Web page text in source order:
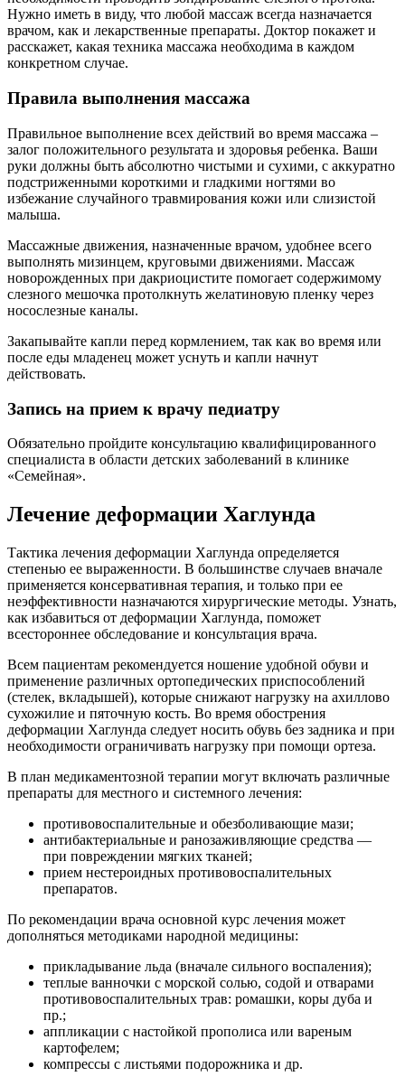
Нужно иметь в виду, что любой массаж всегда назначается
врачом, как и лекарственные препараты. Доктор покажет и
расскажет, какая техника массажа необходима в каждом
конкретном случае.
Правила выполнения массажа
Правильное выполнение всех действий во время массажа –
залог положительного результата и здоровья ребенка. Ваши
руки должны быть абсолютно чистыми и сухими, с аккуратно
подстриженными короткими и гладкими ногтями во
избежание случайного травмирования кожи или слизистой
малыша.
Массажные движения, назначенные врачом, удобнее всего
выполнять мизинцем, круговыми движениями. Массаж
новорожденных при дакриоцистите помогает содержимому
слезного мешочка протолкнуть желатиновую пленку через
носослезные каналы.
Закапывайте капли перед кормлением, так как во время или
после еды младенец может уснуть и капли начнут
действовать.
Запись на прием к врачу педиатру
Обязательно пройдите консультацию квалифицированного
специалиста в области детских заболеваний в клинике
«Семейная».
Лечение деформации Хаглунда
Тактика лечения деформации Хаглунда определяется
степенью ее выраженности. В большинстве случаев вначале
применяется консервативная терапия, и только при ее
неэффективности назначаются хирургические методы. Узнать,
как избавиться от деформации Хаглунда, поможет
всестороннее обследование и консультация врача.
Всем пациентам рекомендуется ношение удобной обуви и
применение различных ортопедических приспособлений
(стелек, вкладышей), которые снижают нагрузку на ахиллово
сухожилие и пяточную кость. Во время обострения
деформации Хаглунда следует носить обувь без задника и при
необходимости ограничивать нагрузку при помощи ортеза.
В план медикаментозной терапии могут включать различные
препараты для местного и системного лечения:
противовоспалительные и обезболивающие мази;
антибактериальные и ранозаживляющие средства —
при повреждении мягких тканей;
прием нестероидных противовоспалительных
препаратов.
По рекомендации врача основной курс лечения может
дополняться методиками народной медицины:
прикладывание льда (вначале сильного воспаления);
теплые ванночки с морской солью, содой и отварами
противовоспалительных трав: ромашки, коры дуба и
пр.;
аппликации с настойкой прополиса или вареным
картофелем;
компрессы с листьями подорожника и др.